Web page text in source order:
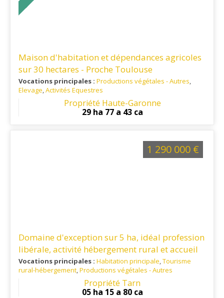
Maison d'habitation et dépendances agricoles
sur 30 hectares - Proche Toulouse
Vocations principales : Productions végétales - Autres,
Elevage,Activités Equestres
Ref. 31PV14758: A 45 minutes au nord de Toulouse
Propriété Haute-Garonne
29 ha 77 a 43 ca
Domaine d'exception sur 5 ha, idéal profession
libérale, activité hébergement rural et accueil
événementiel
Vocations principales : Habitation principale,Tourisme
rural-hébergement,Productions végétales - Autres
: Dans le triangle d'or entre Albi, Cordes sur
Propriété Tarn
05 ha 15 a 80 ca
1 290 000 €